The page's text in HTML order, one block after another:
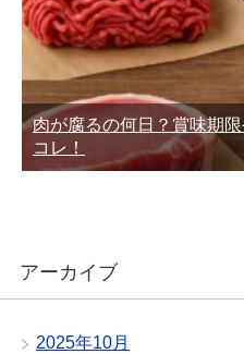
肉が腐るの何日？賞味期
コレ！
アーカイブ
2025年10月